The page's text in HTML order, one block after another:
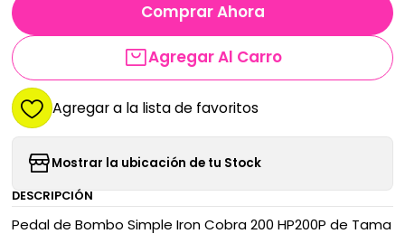
Agregar Al Carro
Comprar Ahora
Agregar a la lista de favoritos
Mostrar la ubicación de tu Stock
DESCRIPCIÓN
Pedal de Bombo Simple Iron Cobra 200 HP200P de Tama